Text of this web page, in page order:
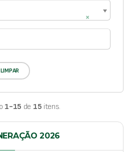
1-15 de 15 itens.
2026
×
LIMPAR